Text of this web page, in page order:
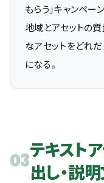
もらう」キャンペー
地域とアセットの
なアセットをどれ
になる。
03テキスト
出し・説